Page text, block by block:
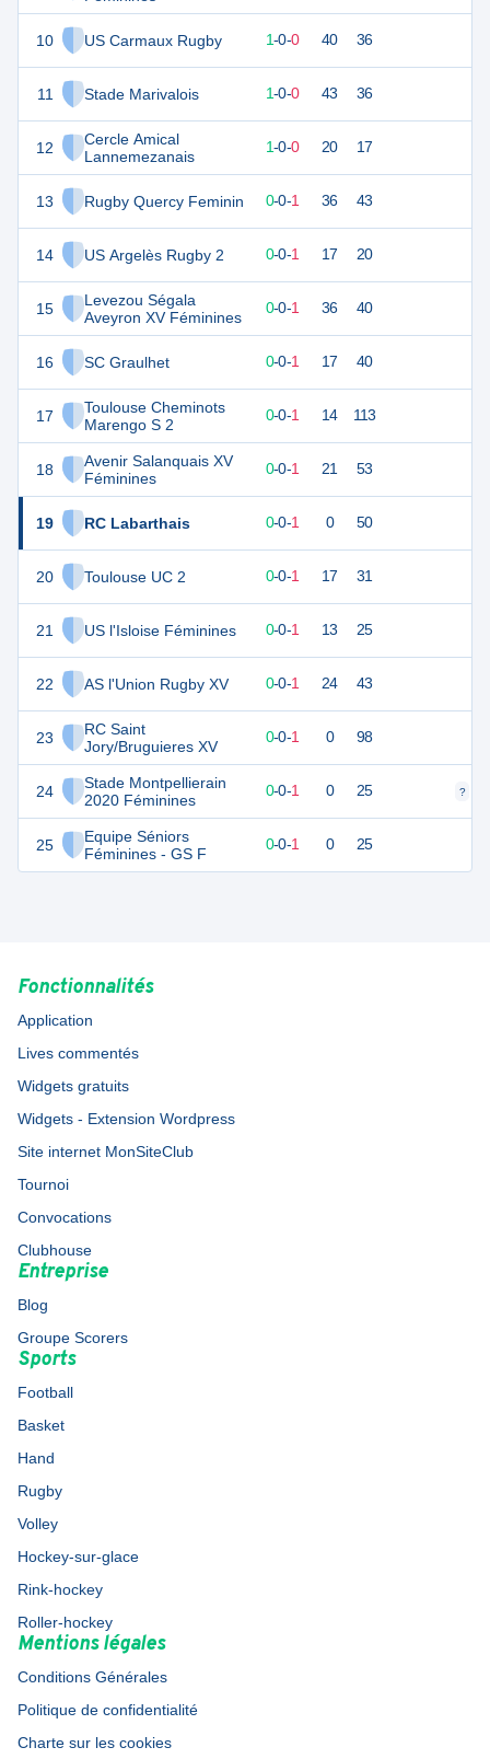
10 US Carmaux Rugby
11 Stade Marivalois
12
Cercle Amical
Lannemezanais
13 Rugby Quercy Feminin
14 US Argelès Rugby 2
15
Levezou Ségala
Aveyron XV Féminines
16 SC Graulhet
17
Toulouse Cheminots
Marengo S 2
18
Avenir Salanquais XV
Féminines
19 RC Labarthais
20 Toulouse UC 2
21 US l'Isloise Féminines
22 AS l'Union Rugby XV
23
RC Saint
Jory/Bruguieres XV
24
Stade Montpellierain
2020 Féminines
25
Equipe Séniors
Féminines - GS F
4 1-0-0 40 36
4 1-0-0 43 36
1-0-0 20 17
1 1 0-0-1 36 43
1 0-0-1 17 20
1 0-0-1 36 40
0-0-1 17 40
0 0-0-1 14 113
0 0-0-1 21 53
0-0-1 0 50
0-0-1 17 31
0 1 0-0-1 13 25
0 0-0-1 24 43
0 0-0-1 0 98
-2 0-0-1 0 25 ?
-2 0-0-1 0 25
Fonctionnalités
Application
Lives commentés
Widgets gratuits
Widgets - Extension Wordpress
Site internet MonSiteClub
Tournoi
Convocations
Clubhouse
Entreprise
Blog
Groupe Scorers
Sports
Football
Basket
Hand
Rugby
Volley
Hockey-sur-glace
Rink-hockey
Roller-hockey
Mentions légales
Conditions Générales
Politique de confidentialité
Charte sur les cookies